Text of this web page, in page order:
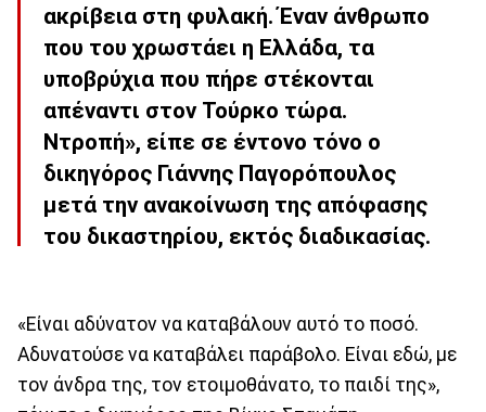
ακρίβεια στη φυλακή. Έναν άνθρωπο
που του χρωστάει η Ελλάδα, τα
υποβρύχια που πήρε στέκονται
απέναντι στον Τούρκο τώρα.
Ντροπή», είπε σε έντονο τόνο ο
δικηγόρος Γιάννης Παγορόπουλος
μετά την ανακοίνωση της απόφασης
του δικαστηρίου, εκτός διαδικασίας.
«Είναι αδύνατον να καταβάλουν αυτό το ποσό.
Αδυνατούσε να καταβάλει παράβολο. Είναι εδώ, με
τον άνδρα της, τον ετοιμοθάνατο, το παιδί της»,